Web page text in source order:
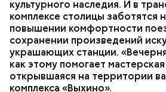
культурного наследия. И в
комплексе столицы заботятся
повышении комфортности
сохранении произведений
украшающих станции.
как этому помогает
открывшаяся на территории
комплекса «Выхино».